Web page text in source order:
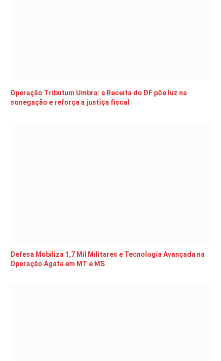
Operação Tributum Umbra: a Receita do DF põe luz na
sonegação e reforça a justiça fiscal
Defesa Mobiliza 1,7 Mil Militares e Tecnologia Avançada na
Operação Ágata em MT e MS